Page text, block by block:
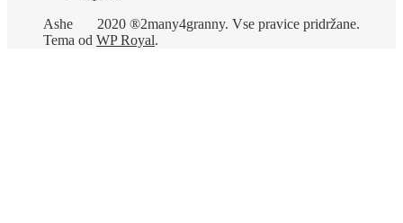
2020 ®2many4granny. Vse pravice pridržane.
Ashe
Tema od WP Royal.